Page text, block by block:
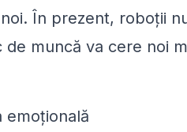
În prezent, roboții
de muncă va cere noi
emoțională